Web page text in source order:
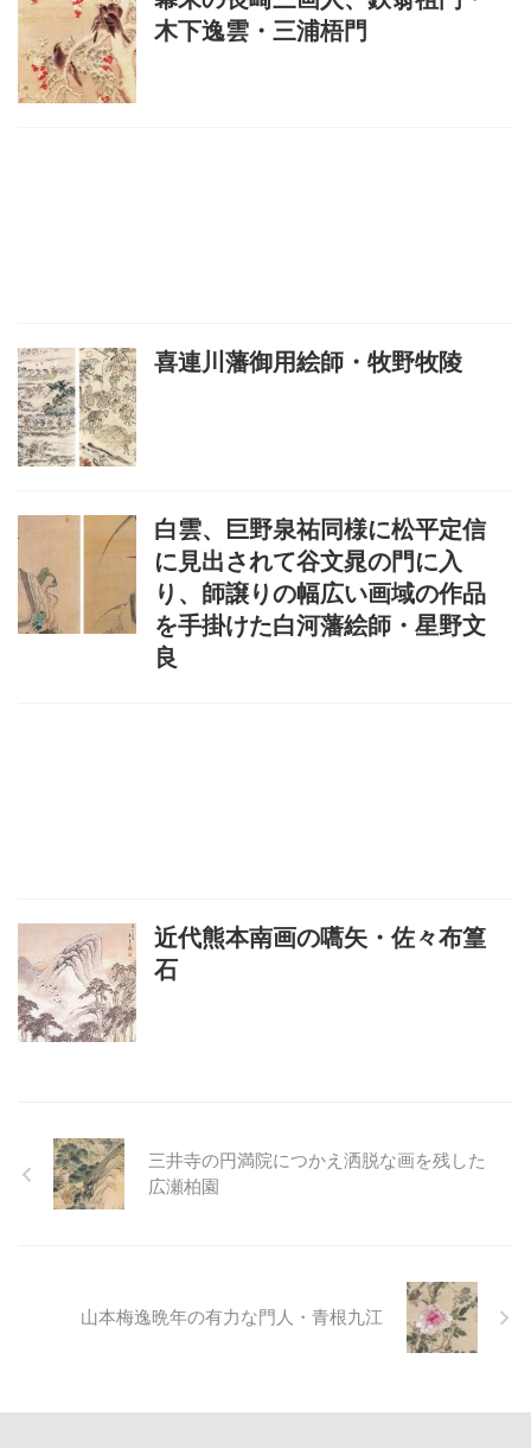
木下逸雲・三浦梧門
喜連川藩御用絵師・牧野牧陵
白雲、巨野泉祐同様に松平定信
に見出されて谷文晁の門に入
り、師譲りの幅広い画域の作品
を手掛けた白河藩絵師・星野文
良
近代熊本南画の嚆矢・佐々布篁
石
三井寺の円満院につかえ洒脱な画を残した
広瀬柏園
山本梅逸晩年の有力な門人・青根九江